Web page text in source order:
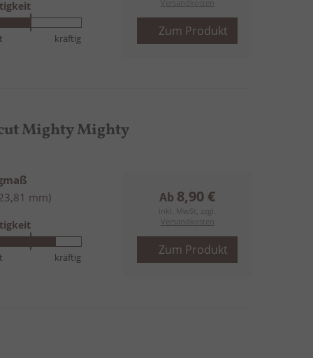
kräftig
Versandkosten
Zum Produkt
Mighty Mighty
mm)
kräftig
Ab 8,90 €
inkl. MwSt, zzgl.
Versandkosten
Zum Produkt